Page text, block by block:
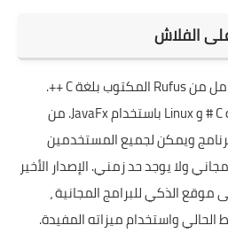
الفلاش
منRufus
المكتوب بلغة C ++.
إصدار Windows مكتوب بلغة C # و Linux باستخدام JavaFx. من
ويمكن لجميع المستخدمين
ولا يوجد حد زمني. الإصدار الأخير
موقع الذكي للبرامج المجانية،
الحالي واستخدام ميزاته المفيدة.